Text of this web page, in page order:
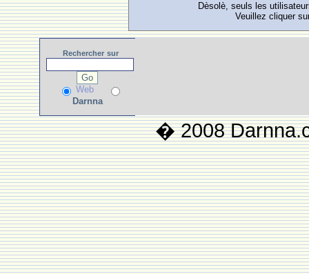
Dèsolè, seuls les
Veuillez cliquer
Rechercher sur
Web
Darnna
� 2008